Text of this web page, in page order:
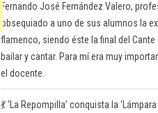
Fernando José Fernández Valero,
obsequiado a uno de sus alumnos la
flamenco, siendo éste la final del
bailar y cantar. Para mí era muy
el docente.
💃 ‘La Repompilla’ conquista la